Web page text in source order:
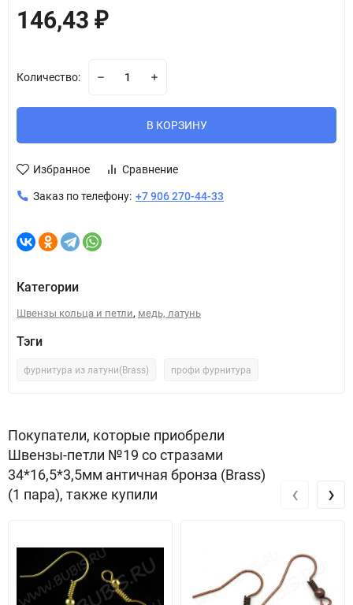
146,43 ₽
Количество:
В КОРЗИНУ
Избранное Сравнение
Заказ по телефону: +7 906 270-44-33
Категории
Швензы кольца и петли, медь, латунь
Тэги
фурнитура из латуни(Brass) профи фурнитура
Покупатели, которые приобрели
Швензы-петли №19 со стразами
34*16,5*3,5мм античная бронза (Brass)
(1 пара), также купили
‹ ›